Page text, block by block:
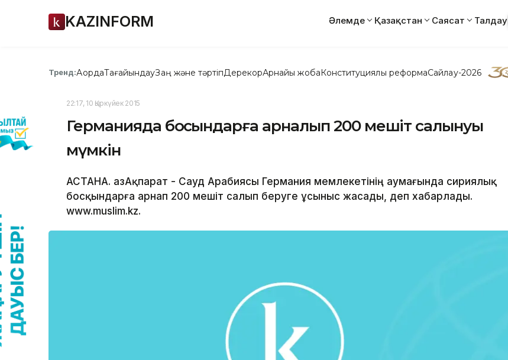
KAZINFORM Әлемде Қазақстан Саясат Талдау
Тренд:АқордаТағайындауЗаң және тәртіпДерекқорАрнайы жобаКонституциялық реформаСайлау-2026
22:17, 10 Қыркүйек 2015
Германияда босқындарға арналып 200 мешіт салынуы
мүмкін
АСТАНА. ҚазАқпарат - Сауд Арабиясы Германия мемлекетінің аумағында сириялық
босқындарға арнап 200 мешіт салып беруге ұсыныс жасады, деп хабарлады.
www.muslim.kz.